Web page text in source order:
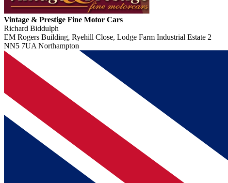
Vintage & Prestige Fine Motor Cars
Richard Biddulph
EM Rogers Building, Ryehill Close, Lodge Farm Industrial Estate 2
NN5 7UA Northampton